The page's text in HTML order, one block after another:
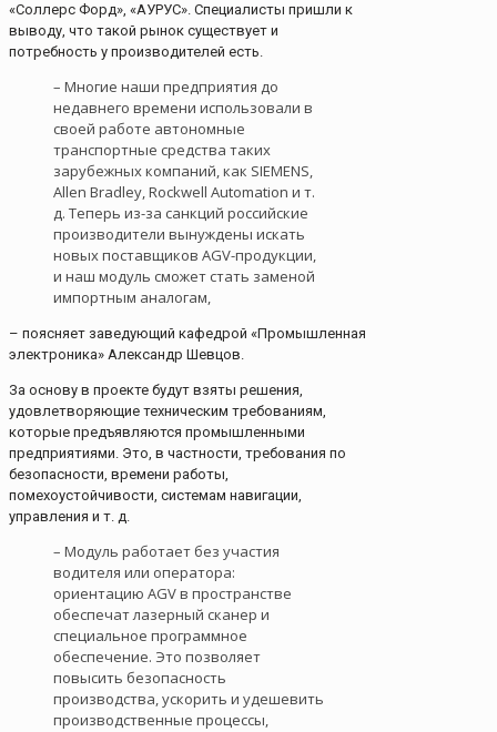
«Соллерс Форд», «АУРУС». Специалисты пришли к
выводу, что такой рынок существует и
потребность у производителей есть.
– Многие наши предприятия до
недавнего времени использовали в
своей работе автономные
транспортные средства таких
зарубежных компаний, как SIEMENS,
Allen Bradley, Rockwell Automation и т.
д. Теперь из-за санкций российские
производители вынуждены искать
новых поставщиков AGV-продукции,
и наш модуль сможет стать заменой
импортным аналогам,
– поясняет заведующий кафедрой «Промышленная
электроника» Александр Шевцов.
За основу в проекте будут взяты решения,
удовлетворяющие техническим требованиям,
которые предъявляются промышленными
предприятиями. Это, в частности, требования по
безопасности, времени работы,
помехоустойчивости, системам навигации,
управления и т. д.
– Модуль работает без участия
водителя или оператора:
ориентацию AGV в пространстве
обеспечат лазерный сканер и
специальное программное
обеспечение. Это позволяет
повысить безопасность
производства, ускорить и удешевить
производственные процессы,